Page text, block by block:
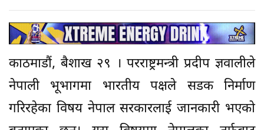
काठमाडौं, बैशाख २९ । परराष्ट्रमन्त्री प्रदीप ज्ञवालीले
नेपाली भूभागमा भारतीय पक्षले सडक निर्माण
गरिरहेका विषय नेपाल सरकारलाई जानकारी भएको